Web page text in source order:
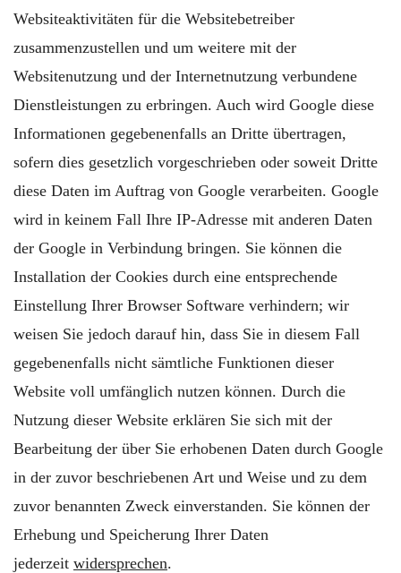
Websiteaktivitäten für die Websitebetreiber
zusammenzustellen und um weitere mit der
Websitenutzung und der Internetnutzung verbundene
Dienstleistungen zu erbringen. Auch wird Google diese
Informationen gegebenenfalls an Dritte übertragen,
sofern dies gesetzlich vorgeschrieben oder soweit Dritte
diese Daten im Auftrag von Google verarbeiten. Google
wird in keinem Fall Ihre IP-Adresse mit anderen Daten
der Google in Verbindung bringen. Sie können die
Installation der Cookies durch eine entsprechende
Einstellung Ihrer Browser Software verhindern; wir
weisen Sie jedoch darauf hin, dass Sie in diesem Fall
gegebenenfalls nicht sämtliche Funktionen dieser
Website voll umfänglich nutzen können. Durch die
Nutzung dieser Website erklären Sie sich mit der
Bearbeitung der über Sie erhobenen Daten durch Google
in der zuvor beschriebenen Art und Weise und zu dem
zuvor benannten Zweck einverstanden. Sie können der
Erhebung und Speicherung Ihrer Daten
jederzeit widersprechen.